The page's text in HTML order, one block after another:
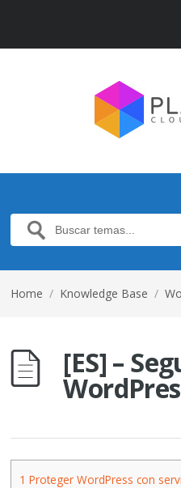
Home / Knowledge Base /
[ES] –
1 Proteger WordPress con